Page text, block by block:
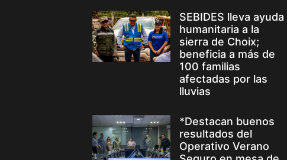
SEBIDES lleva ayuda
humanitaria a la
sierra de Choix;
beneficia a más de
100 familias
afectadas por las
lluvias
*Destacan buenos
resultados del
Operativo Verano